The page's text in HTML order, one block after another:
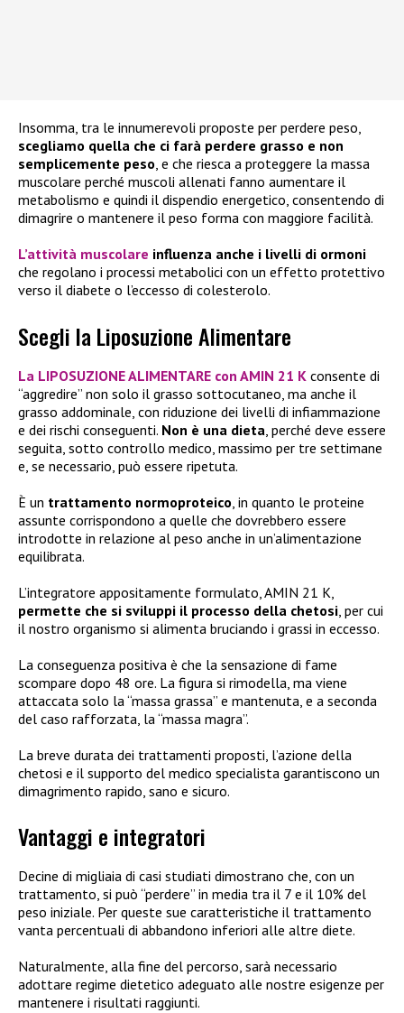
Insomma, tra le innumerevoli proposte per perdere peso,
scegliamo quella che ci farà perdere grasso e non
semplicemente peso, e che riesca a proteggere la massa
muscolare perché muscoli allenati fanno aumentare il
metabolismo e quindi il dispendio energetico, consentendo di
dimagrire o mantenere il peso forma con maggiore facilità.
L’attività muscolare influenza anche i livelli di ormoni
che regolano i processi metabolici con un effetto protettivo
verso il diabete o l’eccesso di colesterolo.
Scegli la Liposuzione Alimentare
La LIPOSUZIONE ALIMENTARE con AMIN 21 K consente di
“aggredire” non solo il grasso sottocutaneo, ma anche il
grasso addominale, con riduzione dei livelli di infiammazione
e dei rischi conseguenti. Non è una dieta , perché deve essere
seguita, sotto controllo medico, massimo per tre settimane
e, se necessario, può essere ripetuta.
È un trattamento normoproteico , in quanto le proteine
assunte corrispondono a quelle che dovrebbero essere
introdotte in relazione al peso anche in un’alimentazione
equilibrata.
L’integratore appositamente formulato, AMIN 21 K,
permette che si sviluppi il processo della chetosi , per cui
il nostro organismo si alimenta bruciando i grassi in eccesso.
La conseguenza positiva è che la sensazione di fame
scompare dopo 48 ore. La figura si rimodella, ma viene
attaccata solo la “massa grassa” e mantenuta, e a seconda
del caso rafforzata, la “massa magra”.
La breve durata dei trattamenti proposti, l’azione della
chetosi e il supporto del medico specialista garantiscono un
dimagrimento rapido, sano e sicuro.
Vantaggi e integratori
Decine di migliaia di casi studiati dimostrano che, con un
trattamento, si può “perdere” in media tra il 7 e il 10% del
peso iniziale. Per queste sue caratteristiche il trattamento
vanta percentuali di abbandono inferiori alle altre diete.
Naturalmente, alla fine del percorso, sarà necessario
adottare regime dietetico adeguato alle nostre esigenze per
mantenere i risultati raggiunti.